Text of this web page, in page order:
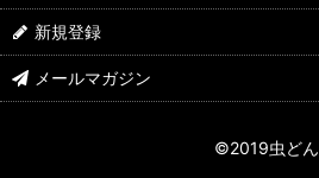
田畑 Y
中村 T
新規登録
メールマガジン
©2019虫どん